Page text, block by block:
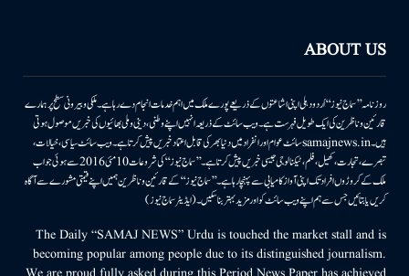
ABOUT US
روزنامہ ’’سماج نیوز‘‘ اُردو دہلی اپنی اشاعتوں کے ذریعے پورے ملک میں اہم خدمات انجام دے رہا ہے۔ ملکی وبیرونی سطح پر ہمارے
قارئین وناظرین کی ایک طویل فہرست ہے۔ ویب سائٹ کے ذریعہ انہیں اپنے وطنی، دینی وملی بھائیوں کی خبریں موصول ہوتی
ہیں۔samajnews.inسائٹ عوام اور انفراد میں دنیا بھر کی قابل اعتماد خبریں پیش کرتا ہے۔ ویب سائٹ سیاسی، خیالات،
تبصرے، تجارت، کھیل، فلم، ٹیکنالوجی جیسی خبریں پیش کرتا ہے۔ ’’سماج نیوز‘‘ کی شروعات 10مئی 2016 سے ہوئی جو اب
ملک کے کروڑوں افراد تک اپنی آواز کامیابی سے پہنچا رہا ہے۔ ’’سماج نیوز‘‘ کے قارئین وناظرین ہمیں اپنے قیمتی مشورے سے آگاہ
کریں یا بتائیں جس سے ہم اپنے ویب سائٹ کو اور مزید بہتر بناسکیں۔ (ایڈیٹر سماج نیوز)
The Daily “SAMAJ NEWS” Urdu is touched the market stall and is
becoming popular among people due to its distinguished journalism.